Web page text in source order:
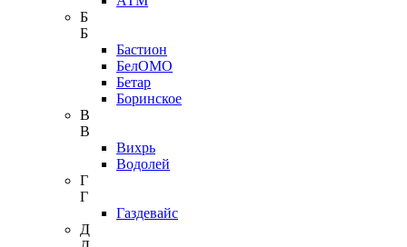
Б
Б
Бастион
БелОМО
Бетар
Боринское
В
В
Вихрь
Водолей
Г
Г
Газдевайс
Д